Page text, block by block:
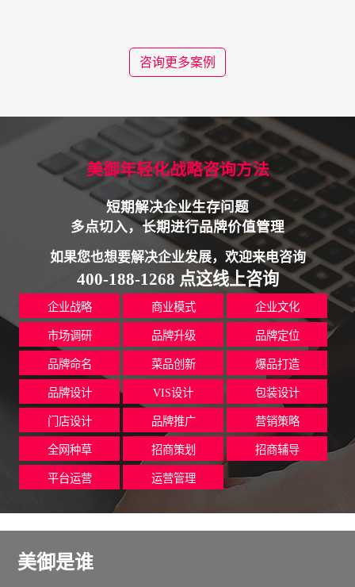
咨询更多案例
美御年轻化战略咨询方法
短期解决企业生存问题
多点切入，长期进行品牌价值管理
如果您也想要解决企业发展，欢迎来电咨询
400-188-1268 点这线上咨询
企业战略 商业模式 企业文化
市场调研 品牌升级 品牌定位
品牌命名 菜品创新 爆品打造
品牌设计 VIS设计 包装设计
门店设计 品牌推广 营销策略
全网种草 招商策划 招商辅导
平台运营 运营管理
美御是谁